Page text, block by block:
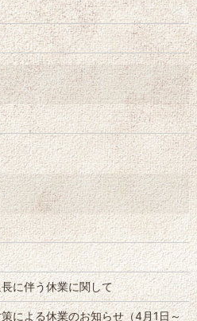
に伴う休業に関して
による休業のお知らせ（4月1日～